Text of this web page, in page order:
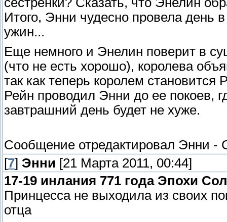
Итого, Энни чудесно провела день
ужин...
Еще немного и Энелин поверит в
(что не есть хорошо), королева
так как теперь королем
Рейн проводил Энни до ее покоев,
завтрашний день будет не хуже.
Сообщение отредактировал Энни -
[7] Энни [21 Марта 2011, 00:44]
17-19 инлания 771 года Эпохи
Принцесса не выходила из своих
отца